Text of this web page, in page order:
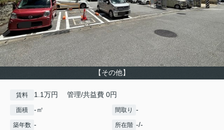
【その他】
賃料 1.1万円 管理/共益費 0円
面積 -㎡ 間取り -
築年数 - 所在階 -/-